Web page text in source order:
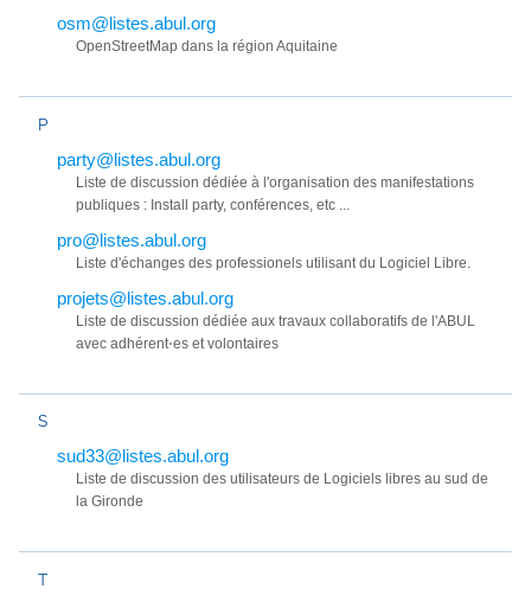
osm@listes.abul.org
OpenStreetMap dans la région Aquitaine
P
party@listes.abul.org
Liste de discussion dédiée à l'organisation des manifestations
publiques : Install party, conférences, etc ...
pro@listes.abul.org
Liste d'échanges des professionels utilisant du Logiciel Libre.
projets@listes.abul.org
Liste de discussion dédiée aux travaux collaboratifs de l'ABUL
avec adhérent⋅es et volontaires
S
sud33@listes.abul.org
Liste de discussion des utilisateurs de Logiciels libres au sud de
la Gironde
T